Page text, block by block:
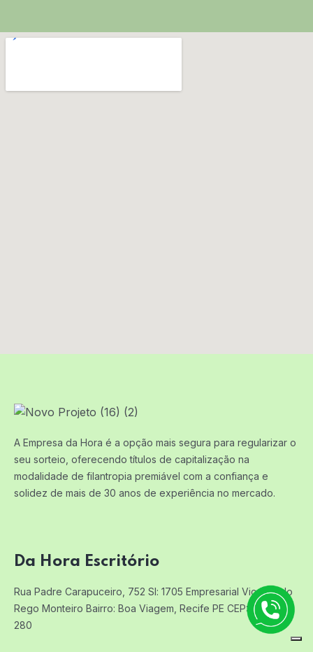
A Empresa da Hora é a opção mais segura para regularizar o
seu sorteio, oferecendo títulos de capitalização na
modalidade de filantropia premiável com a confiança e
solidez de mais de 30 anos de experiência no mercado.
Da Hora Escritório
Rua Padre Carapuceiro, 752 Sl: 1705 Empresarial Vicente do
Rego Monteiro Bairro: Boa Viagem, Recife PE CEP: 51.020-
280